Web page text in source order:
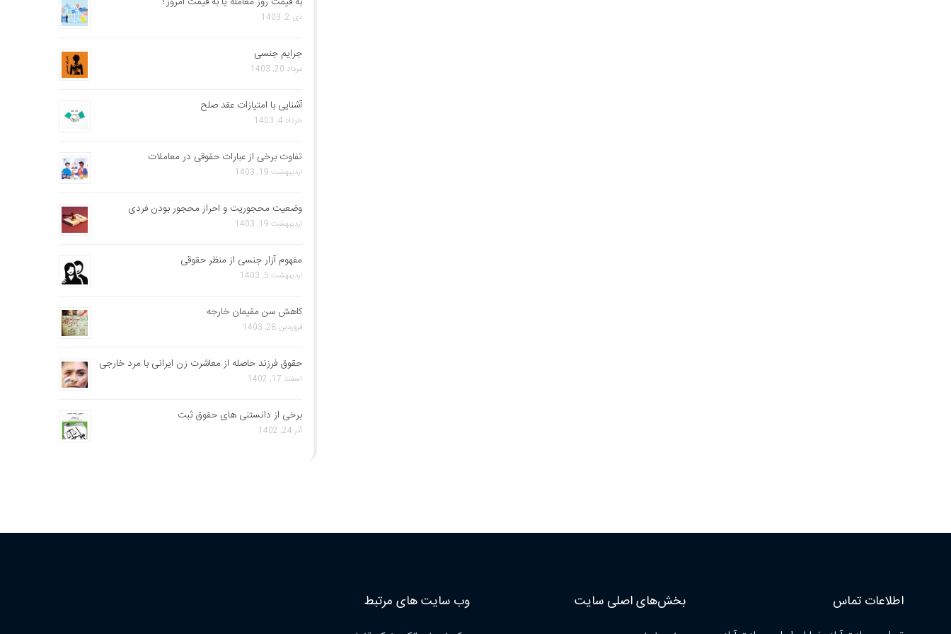
دی 2, 1403
جرایم جنسی
مرداد 20, 1403
آشنایی با امتیازات عقد صلح
خرداد 4, 1403
تفاوت برخی از عبارات حقوقی در معاملات
اردیبهشت 19, 1403
وضعیت محجوریت و احراز محجور بودن فردی
اردیبهشت 19, 1403
مفهوم آزار جنسی از منظر حقوقی
اردیبهشت 5, 1403
کاهش سن مقیمان خارجه
فروردین 28, 1403
حقوق فرزند حاصله از معاشرت زن ایرانی با مرد خارجی
اسفند 17, 1402
برخی از دانستنی های حقوق ثبت
آذر 24, 1402
اطلاعات تماس بخش‌های اصلی سایت وب سایت های مرتبط